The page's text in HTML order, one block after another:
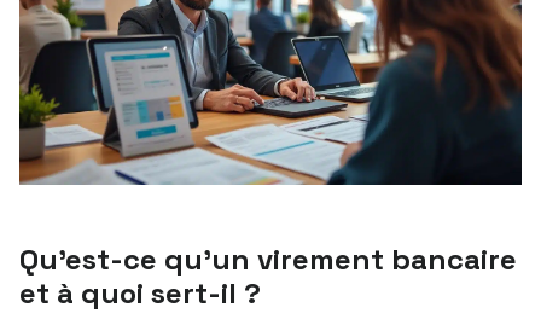
Qu’est-ce qu’un virement bancaire
et à quoi sert-il ?